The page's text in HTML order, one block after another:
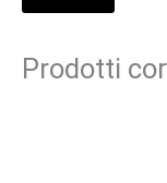
Prodotti